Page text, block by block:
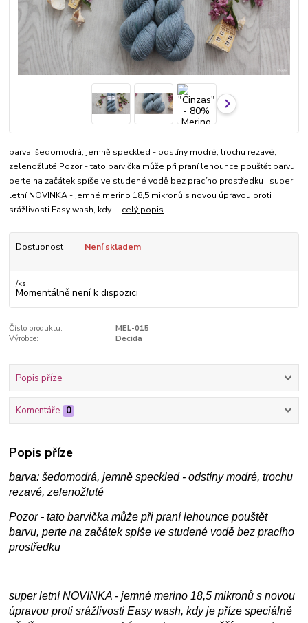
barva: šedomodrá, jemně speckled - odstíny modré, trochu rezavé,
zelenožluté Pozor - tato barvička může při praní lehounce pouštět barvu,
perte na začátek spíše ve studené vodě bez pracího prostředku super
letní NOVINKA - jemné merino 18,5 mikronů s novou úpravou proti
srážlivosti Easy wash, kdy ... celý popis
Dostupnost Není skladem
/ks
Momentálně není k dispozici
Číslo produktu:
MEL-015
Výrobce:
Decida
Popis příze
Komentáře 0
Popis příze
barva: šedomodrá, jemně speckled - odstíny modré, trochu
rezavé, zelenožluté
Pozor - tato barvička může při praní lehounce pouštět
barvu, perte na začátek spíše ve studené vodě bez pracího
prostředku
super letní NOVINKA - jemné merino 18,5 mikronů s novou
úpravou proti srážlivosti Easy wash, kdy je příze speciálně